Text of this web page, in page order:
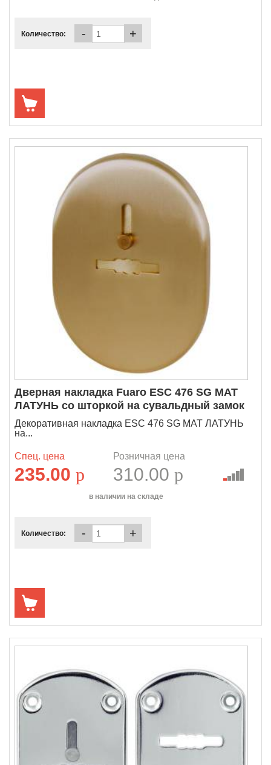
Количество: - +
Дверная накладка Fuaro ESC 476 SG МАТ
ЛАТУНЬ со шторкой на сувальдный замок
Декоративная накладка ESC 476 SG МАТ ЛАТУНЬ
на...
Спец. цена
235.00 p
Розничная цена
310.00 p
в наличии на складе
Количество: - +